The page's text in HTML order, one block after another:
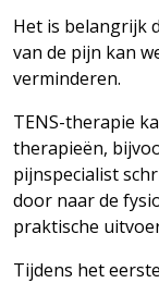
Het is belangrijk
van de pijn kan
verminderen.
TENS-therapie
therapieën,
pijnspecialist
door naar de
praktische
Tijdens het